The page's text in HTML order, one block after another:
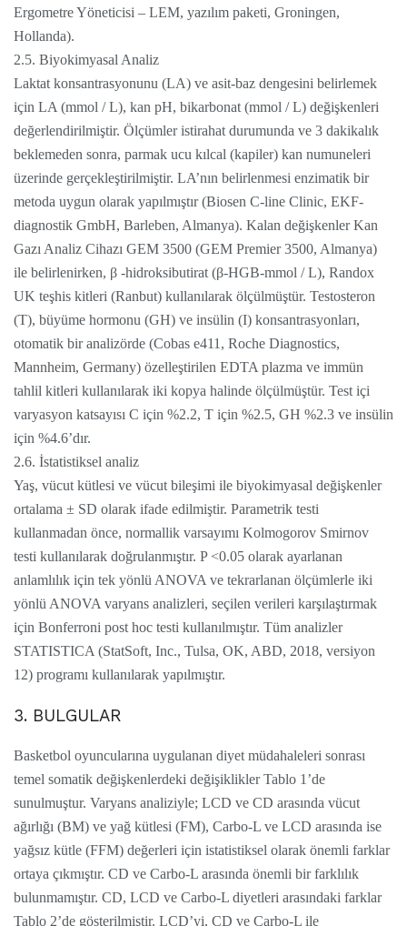
Ergometre Yöneticisi – LEM, yazılım paketi, Groningen,
Hollanda).
2.5. Biyokimyasal Analiz
Laktat konsantrasyonunu (LA) ve asit-baz dengesini belirlemek
için LA (mmol / L), kan pH, bikarbonat (mmol / L) değişkenleri
değerlendirilmiştir. Ölçümler istirahat durumunda ve 3 dakikalık
beklemeden sonra, parmak ucu kılcal (kapiler) kan numuneleri
üzerinde gerçekleştirilmiştir. LA’nın belirlenmesi enzimatik bir
metoda uygun olarak yapılmıştır (Biosen C-line Clinic, EKF-
diagnostik GmbH, Barleben, Almanya). Kalan değişkenler Kan
Gazı Analiz Cihazı GEM 3500 (GEM Premier 3500, Almanya)
ile belirlenirken, β -hidroksibutirat (β-HGB-mmol / L), Randox
UK teşhis kitleri (Ranbut) kullanılarak ölçülmüştür. Testosteron
(T), büyüme hormonu (GH) ve insülin (I) konsantrasyonları,
otomatik bir analizörde (Cobas e411, Roche Diagnostics,
Mannheim, Germany) özelleştirilen EDTA plazma ve immün
tahlil kitleri kullanılarak iki kopya halinde ölçülmüştür. Test içi
varyasyon katsayısı C için %2.2, T için %2.5, GH %2.3 ve insülin
için %4.6’dır.
2.6. İstatistiksel analiz
Yaş, vücut kütlesi ve vücut bileşimi ile biyokimyasal değişkenler
ortalama ± SD olarak ifade edilmiştir. Parametrik testi
kullanmadan önce, normallik varsayımı Kolmogorov Smirnov
testi kullanılarak doğrulanmıştır. P <0.05 olarak ayarlanan
anlamlılık için tek yönlü ANOVA ve tekrarlanan ölçümlerle iki
yönlü ANOVA varyans analizleri, seçilen verileri karşılaştırmak
için Bonferroni post hoc testi kullanılmıştır. Tüm analizler
STATISTICA (StatSoft, Inc., Tulsa, OK, ABD, 2018, versiyon
12) programı kullanılarak yapılmıştır.
3. BULGULAR
Basketbol oyuncularına uygulanan diyet müdahaleleri sonrası
temel somatik değişkenlerdeki değişiklikler Tablo 1’de
sunulmuştur. Varyans analiziyle; LCD ve CD arasında vücut
ağırlığı (BM) ve yağ kütlesi (FM), Carbo-L ve LCD arasında ise
yağsız kütle (FFM) değerleri için istatistiksel olarak önemli farklar
ortaya çıkmıştır. CD ve Carbo-L arasında önemli bir farklılık
bulunmamıştır. CD, LCD ve Carbo-L diyetleri arasındaki farklar
Tablo 2’de gösterilmiştir. LCD’yi, CD ve Carbo-L ile